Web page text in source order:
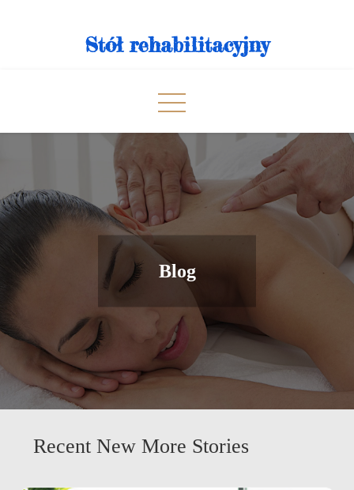
Stół rehabilitacyjny
Blog
Recent New More Stories